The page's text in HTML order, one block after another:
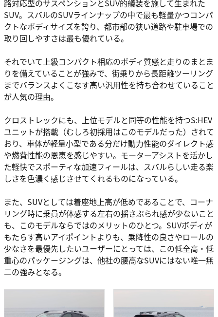
路対応型のサスペンションとSUV的艤装を施して生まれた
SUV。スバルのSUVラインナップの中で最も軽量かつコンパ
クトなボディサイズを誇り、都市部の狭い道路や駐車場での
取り回しやすさは最も優れている。
それでいて上級コンパクト相応のボディ質感と走りのまとま
りを備えていることが強みで、街乗りから長距離ツーリング
までバランスよくこなす高い汎用性を持ち合わせていること
が人気の理由。
クロストレックにも、上位モデルと同等の性能を持つS:HEV
ユニットが搭載（むしろ初採用はこのモデルだった）されて
おり、車体が軽量小型である分だけ動力性能のダイレクト感
や燃費性能の恩恵を感じやすい。モーターアシストを活かし
た軽快でスポーティな加速フィールは、スバルらしい走る楽
しさを色濃く感じさせてくれるものになっている。
また、SUVとしては着座地上高が低めであることで、コーナ
リング時に乗員が体感する左右の揺さぶられ感が少ないこと
も、このモデルならではのメリットのひとつ。SUVボディが
もたらす高いアイポイントよりも、乗降性の良さやロールの
少なさを最優先したいユーザーにとっては、この低全高・低
重心のパッケージングは、他社の腰高なSUVにはない唯一無
二の強みとなる。